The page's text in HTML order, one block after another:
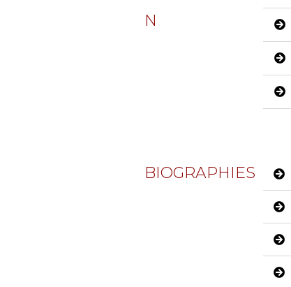
N
BIOGRAPHIES